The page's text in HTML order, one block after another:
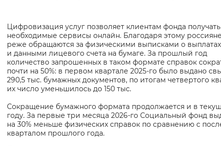
Нормальный Увеличенный
Цвет сайта
Монохромный Инверсивный
Изображения
Основная
информация
Цифровизация услуг позволяет клиентам фонда получать
необходимые сервисы онлайн. Благодаря этому
реже обращаются за физическими выписками о выплатах
и данными лицевого счета на бумаге. За прошлый год
количество запрошенных в таком формате справок
почти на 50%: в первом квартале 2025-го было выдано
290,5 тыс. бумажных документов, по итогам четвертого
их число уменьшилось до 150 тыс.
Сокращение бумажного формата продолжается и в
году. За первые три месяца 2026-го Социальный фонд
на 30% меньше физических справок по сравнению с
кварталом прошлого года.